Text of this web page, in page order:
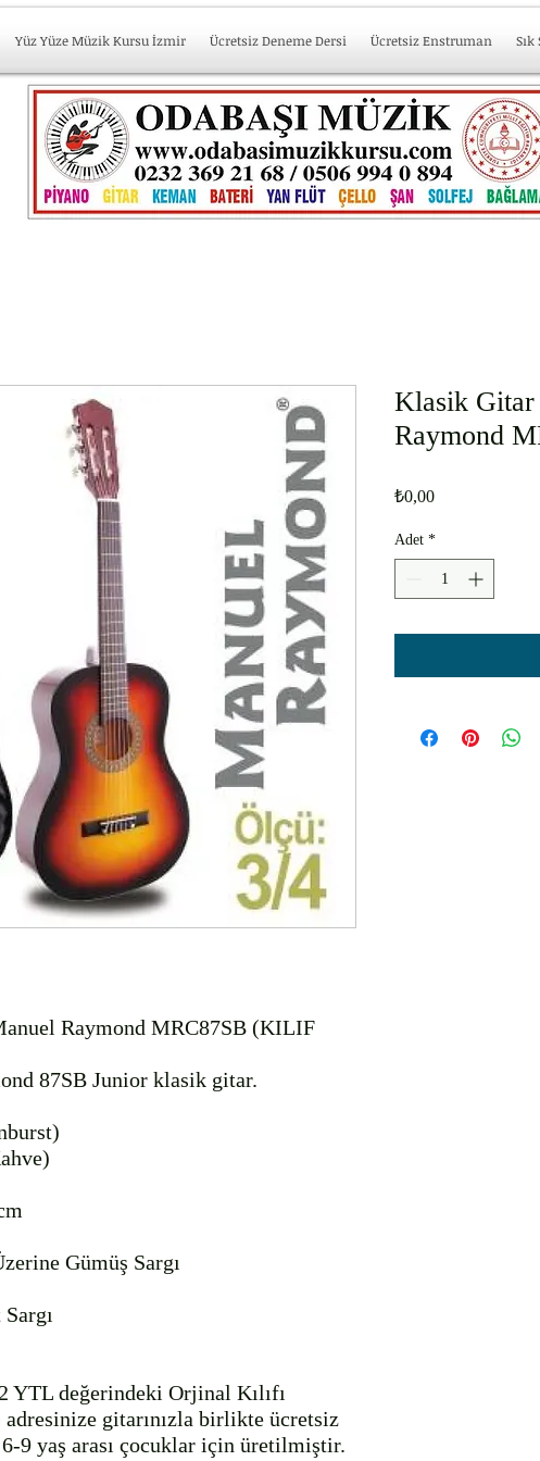
Yüz Yüze Müzik Kursu İzmir Ücretsiz Deneme Dersi Ücretsiz Enstruman
Raymond MRC87SB (KILIF
87SB Junior klasik gitar.
Gümüş Sargı
YTL değerindeki Orjinal Kılıfı
gitarınızla birlikte ücretsiz
9 yaş arası çocuklar için üretilmiştir.
Klasik
Raymond
₺0,00Fiyat
Adet *